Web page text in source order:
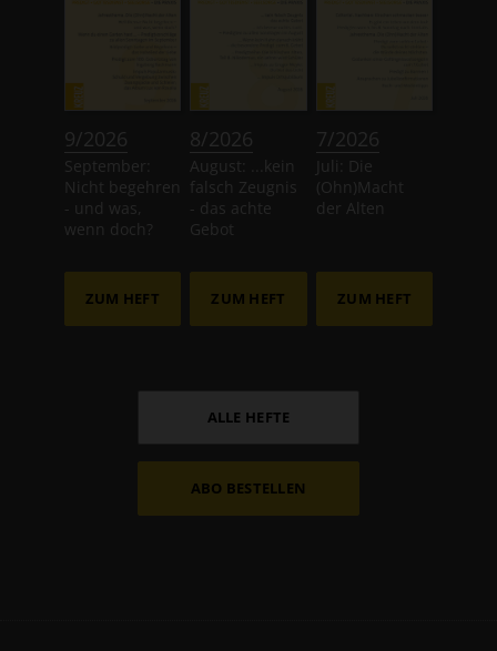
9/2026
September:
Nicht begehren
- und was,
wenn doch?
ZUM HEFT
8/2026
August: ...kein
falsch Zeugnis
- das achte
Gebot
ZUM HEFT
7/2026
Juli: Die
(Ohn)Macht
der Alten
ZUM HEFT
ALLE HEFTE
ABO BESTELLEN